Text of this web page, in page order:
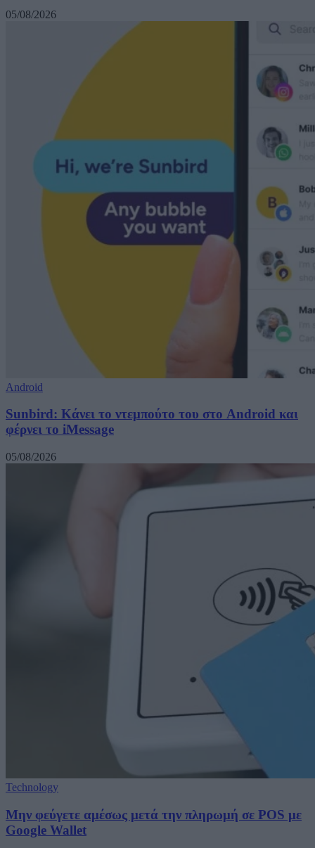
05/08/2026
Android
Sunbird: Κάνει το ντεμπούτο του στο Android και
φέρνει το iMessage
05/08/2026
Technology
Μην φεύγετε αμέσως μετά την πληρωμή σε POS με
Google Wallet